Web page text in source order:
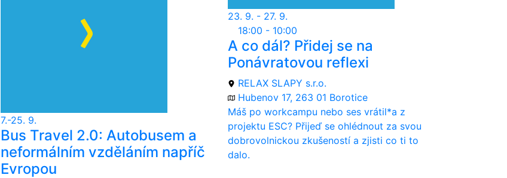
7.-25. 9.
Bus Travel 2.0: Autobusem a
neformálním vzděláním napříč
Evropou
23. 9. - 27. 9.
18:00 - 10:00
A co dál? Přidej se na
Ponávratovou reflexi
RELAX SLAPY s.r.o.
Hubenov 17, 263 01 Borotice
Máš po workcampu nebo ses vrátil*a z
projektu ESC? Přijeď se ohlédnout za svou
dobrovolnickou zkušeností a zjisti co ti to
dalo.